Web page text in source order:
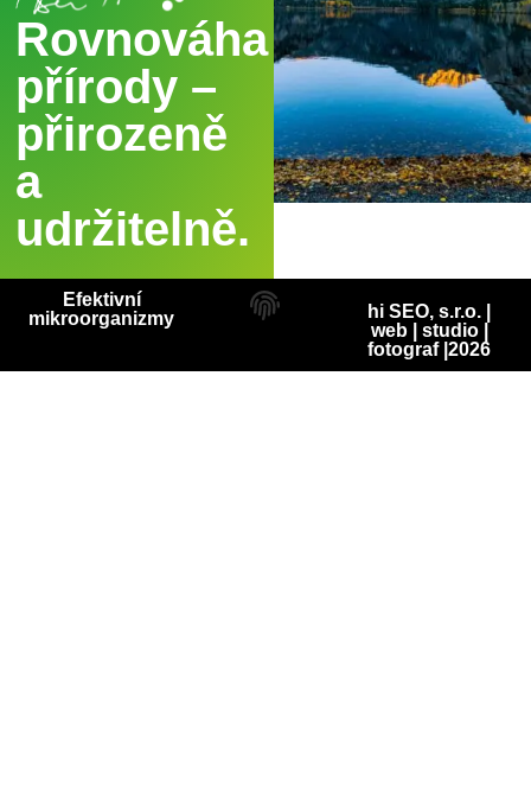
Rovnováha
přírody –
přirozeně
a
udržitelně.
hi SEO, s.r.o. |
web| studio|
fotograf|2026
Efektivní
mikroorganizmy